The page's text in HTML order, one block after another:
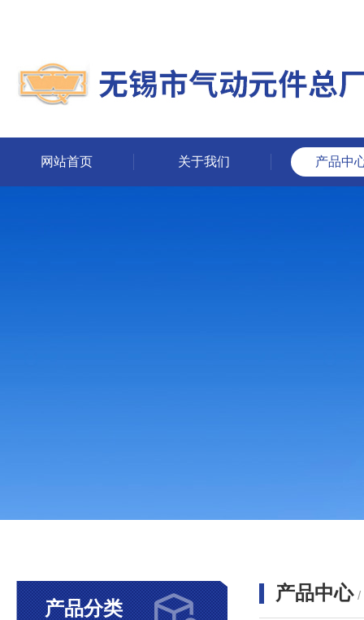
网站首页 关于我们 产品中
产品分类
产品中心 /